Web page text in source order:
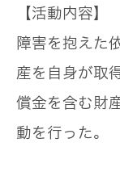
【活動内容】
障害を抱えた
産を自身が取
償金を含む財
動を行った。